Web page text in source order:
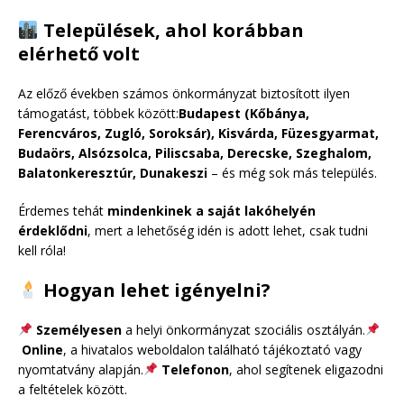
Települések, ahol korábban
elérhető volt
Az előző években számos önkormányzat biztosított ilyen
támogatást, többek között:Budapest (Kőbánya,
Ferencváros, Zugló, Soroksár), Kisvárda, Füzesgyarmat,
Budaörs, Alsózsolca, Piliscsaba, Derecske, Szeghalom,
Balatonkeresztúr, Dunakeszi – és még sok más település.
Érdemes tehát mindenkinek a saját lakóhelyén
érdeklődni, mert a lehetőség idén is adott lehet, csak tudni
kell róla!
Hogyan lehet igényelni?
Személyesena helyi önkormányzat szociális osztályán.
Online, a hivatalos weboldalon található tájékoztató vagy
nyomtatvány alapján.
Telefonon, ahol segítenek eligazodni
a feltételek között.